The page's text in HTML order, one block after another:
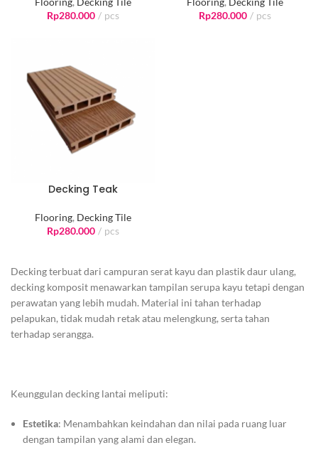
Rp280.000 pcs
Rp280.000 pcs
Decking Teak
Flooring, Decking Tile
Rp280.000 pcs
Decking terbuat dari campuran serat kayu dan plastik daur ulang,
decking komposit menawarkan tampilan serupa kayu tetapi dengan
perawatan yang lebih mudah. Material ini tahan terhadap
pelapukan, tidak mudah retak atau melengkung, serta tahan
terhadap serangga.
Keunggulan decking lantai meliputi:
Estetika: Menambahkan keindahan dan nilai pada ruang luar
dengan tampilan yang alami dan elegan.